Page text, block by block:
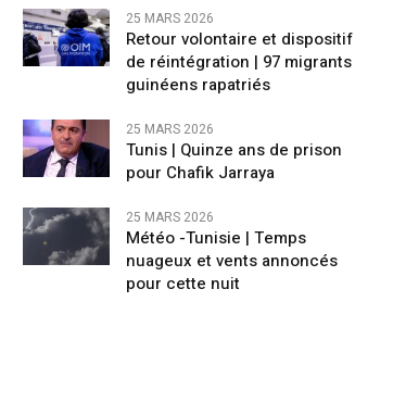
25 MARS 2026
Retour volontaire et dispositif
de réintégration | 97 migrants
guinéens rapatriés
25 MARS 2026
Tunis | Quinze ans de prison
pour Chafik Jarraya
25 MARS 2026
Météo -Tunisie | Temps
nuageux et vents annoncés
pour cette nuit